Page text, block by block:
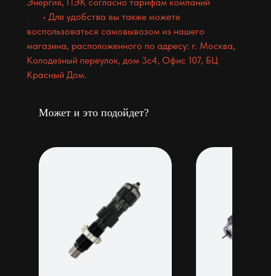
· • Для удобства вы также можете
воспользоваться самовывозом из нашего
магазина, расположенного по адресу: г. Москва,
Колодезный переулок, дом 3с4, Офис 107, БЦ
Красный Дом.
Может и это подойдет?